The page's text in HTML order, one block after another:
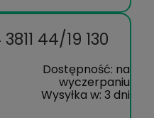
44/19 130
Dostępność: na
wyczerpaniu
Wysyłka w: 3 dni